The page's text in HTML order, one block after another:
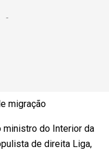
migração
ministro do Interior da
de direita Liga,